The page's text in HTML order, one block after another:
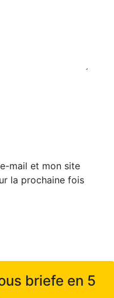
mail et mon site
la prochaine fois
briefe en 5